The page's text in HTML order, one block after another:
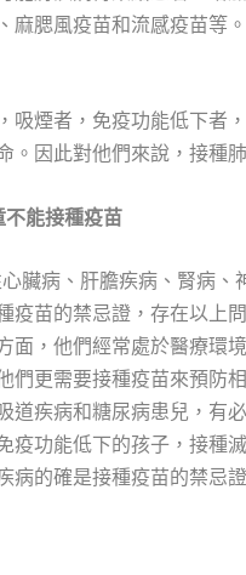
麻腮風疫苗和流感疫苗等
吸煙者，免疫功能低下者
。因此對他們來說，接種
不能接種疫苗
臟病、肝膽疾病、腎病
疫苗的禁忌證，存在以上
面，他們經常處於醫療環
們更需要接種疫苗來預防
道疾病和糖尿病患兒，有
疫功能低下的孩子，接種
病的確是接種疫苗的禁忌